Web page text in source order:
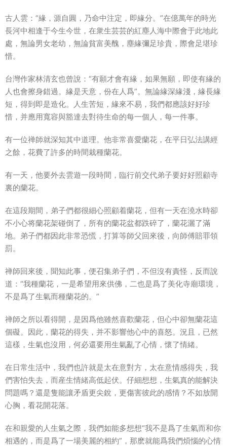
古人雲：“緣，源自圓，乃命中注定，即緣分。”在億萬年的時光
長河中相逢于今生今世，在衆生芸芸的紅塵人海中際會于此地此
處，無論男女老幼，無論貧富美醜，塵緣彌足珍貴，際會足堪珍
惜。
台灣作家林清玄也曾說：“有願才會有緣，如果無願，即使有緣的
人也會擦身錯過。緣是天意，份在人爲”。無論緣深緣淺，緣長緣
短，得到即是造化。
人生苦短 ，緣來不易，我們都應該好好珍
惜，并應用寬容與豁達去對待生命的每一個人，每一件事。
有一位禅師就深知其中道理。他非常喜愛蘭花，在平日弘法講經
之餘，花費了許多的時間栽種蘭花。
有一天，他要外去雲遊一段時間，臨行前交代弟子要好好照顧寺
裏的蘭花。
在這段期間，弟子們都很細心照顧着蘭花，但有一天在澆水時卻
不小心将蘭花架碰倒了，所有的蘭花盆都跌碎了，蘭花灑了滿
地。弟子們都因此非常恐慌，打算等師父回來後，向師傅賠罪領
罰。
禅師回來後，聞知此事，便召集弟子們，不但沒有責怪，反而說
道：“我種蘭花，一是希望用來供佛，二也是爲了美化寺廟環境，
不是爲了生氣而種蘭花的。”
禅師之所以看得開，是因爲他雖然喜歡蘭花，但心中卻無蘭花這
個礙。因此，蘭花的得失 ，并不影響他心中的喜怒。況且，已然
這樣，生氣也沒用，何必還要用生氣亂了心情 ，懷了情緒。
在日常生活中，我們也許就是太在意對方，太在意情感得失，我
們害怕失去 ，而産生情緒高低起伏。仔細想想，生氣真的能解決
問題嗎？還是隻能讓矛盾更尖銳，更傷害彼此的感情 ？不如放開
心胸，看花開花落。
在和親愛的人生氣之際，我們如能多想想“我不是爲了生氣而和你
相遇的，而是爲了一場美麗的相約”，那麽就能爲我們煩惱的心情